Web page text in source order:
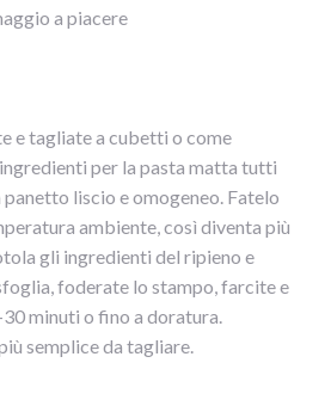
a piacere
e tagliate a cubetti o come
per la pasta matta tutti
panetto liscio e omogeneo. Fatelo
ambiente, così diventa più
gli ingredienti del ripieno e
foderate lo stampo, farcite e
minuti o fino a doratura.
semplice da tagliare.